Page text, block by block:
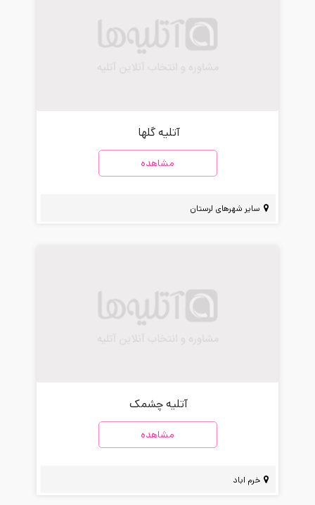
آتلیه گلها
مشاهده
سایر شهرهای لرستان
آتلیه چشمک
مشاهده
خرم اباد